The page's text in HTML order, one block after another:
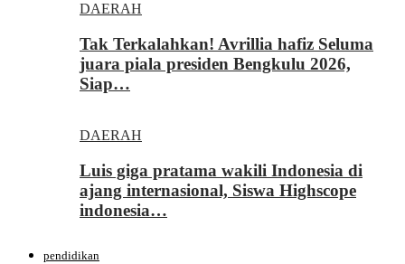
DAERAH
Tak Terkalahkan! Avrillia hafiz Seluma
juara piala presiden Bengkulu 2026,
Siap…
DAERAH
Luis giga pratama wakili Indonesia di
ajang internasional, Siswa Highscope
indonesia…
pendidikan